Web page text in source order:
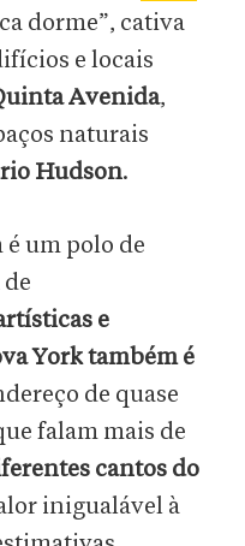
dorme”, cativa
e locais
Avenida,
naturais
rio Hudson.
é um polo de
e
York também é
de quase
falam mais de
cantos do
inigualável à